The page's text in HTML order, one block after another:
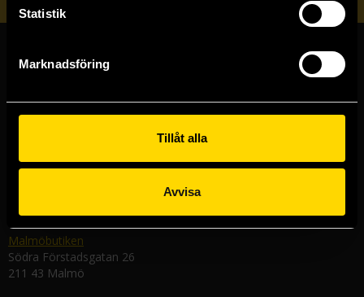
Statistik
Marknadsföring
Tillåt alla
Avvisa
Butiker & kundtjänst
Göteborgsbutiken
Malmöbutiken
Södra Förstadsgatan 26
211 43 Malmö